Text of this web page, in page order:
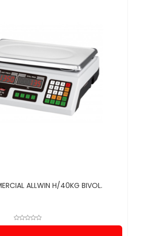
ALLWIN H/40KG BIVOL.